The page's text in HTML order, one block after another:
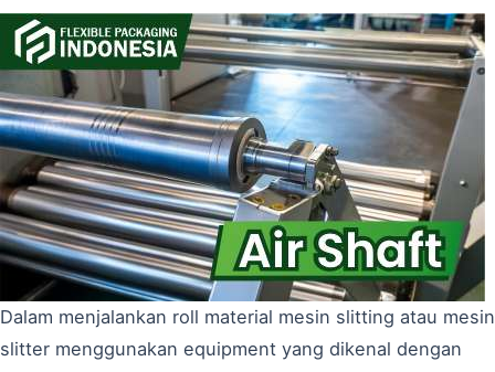
Dalam menjalankan roll material mesin slitting atau mesin
slitter menggunakan equipment yang dikenal dengan